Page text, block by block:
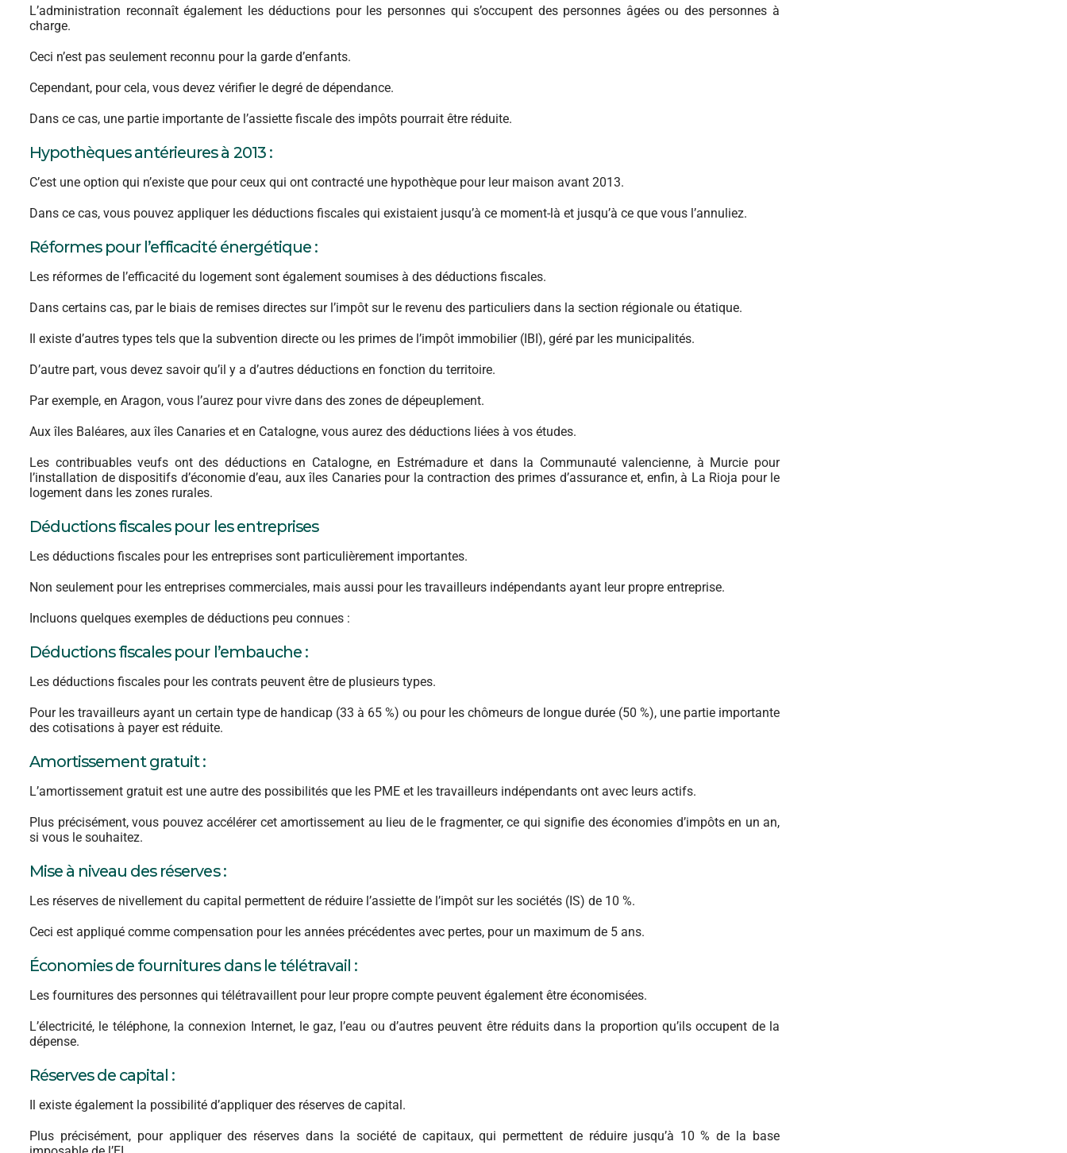
L’administration reconnaît également les déductions pour les personnes qui s’occupent des personnes âgées ou des personnes à
charge.
Ceci n’est pas seulement reconnu pour la garde d’enfants.
Cependant, pour cela, vous devez vérifier le degré de dépendance.
Dans ce cas, une partie importante de l’assiette fiscale des impôts pourrait être réduite.
Hypothèques antérieures à 2013 :
C’est une option qui n’existe que pour ceux qui ont contracté une hypothèque pour leur maison avant 2013.
Dans ce cas, vous pouvez appliquer les déductions fiscales qui existaient jusqu’à ce moment-là et jusqu’à ce que vous l’annuliez.
Réformes pour l’efficacité énergétique :
Les réformes de l’efficacité du logement sont également soumises à des déductions fiscales.
Dans certains cas, par le biais de remises directes sur l’impôt sur le revenu des particuliers dans la section régionale ou étatique.
Il existe d’autres types tels que la subvention directe ou les primes de l’impôt immobilier (IBI), géré par les municipalités.
D’autre part, vous devez savoir qu’il y a d’autres déductions en fonction du territoire.
Par exemple, en Aragon, vous l’aurez pour vivre dans des zones de dépeuplement.
Aux îles Baléares, aux îles Canaries et en Catalogne, vous aurez des déductions liées à vos études.
Les contribuables veufs ont des déductions en Catalogne, en Estrémadure et dans la Communauté valencienne, à Murcie pour
l’installation de dispositifs d’économie d’eau, aux îles Canaries pour la contraction des primes d’assurance et, enfin, à La Rioja pour le
logement dans les zones rurales.
Déductions fiscales pour les entreprises
Les déductions fiscales pour les entreprises sont particulièrement importantes.
Non seulement pour les entreprises commerciales, mais aussi pour les travailleurs indépendants ayant leur propre entreprise.
Incluons quelques exemples de déductions peu connues :
Déductions fiscales pour l’embauche :
Les déductions fiscales pour les contrats peuvent être de plusieurs types.
Pour les travailleurs ayant un certain type de handicap (33 à 65 %) ou pour les chômeurs de longue durée (50 %), une partie importante
des cotisations à payer est réduite.
Amortissement gratuit :
L’amortissement gratuit est une autre des possibilités que les PME et les travailleurs indépendants ont avec leurs actifs.
Plus précisément, vous pouvez accélérer cet amortissement au lieu de le fragmenter, ce qui signifie des économies d’impôts en un an,
si vous le souhaitez.
Mise à niveau des réserves :
Les réserves de nivellement du capital permettent de réduire l’assiette de l’impôt sur les sociétés (IS) de 10 %.
Ceci est appliqué comme compensation pour les années précédentes avec pertes, pour un maximum de 5 ans.
Économies de fournitures dans le télétravail :
Les fournitures des personnes qui télétravaillent pour leur propre compte peuvent également être économisées.
L’électricité, le téléphone, la connexion Internet, le gaz, l’eau ou d’autres peuvent être réduits dans la proportion qu’ils occupent de la
dépense.
Réserves de capital :
Il existe également la possibilité d’appliquer des réserves de capital.
Plus précisément, pour appliquer des réserves dans la société de capitaux, qui permettent de réduire jusqu’à 10 % de la base